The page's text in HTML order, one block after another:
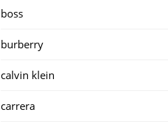
boss
burberry
calvin klein
carrera